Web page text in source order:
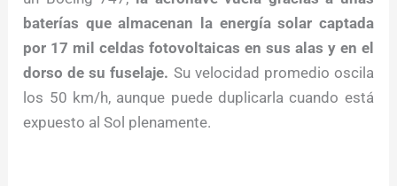
baterías que almacenan la energía solar captada
por 17 mil celdas fotovoltaicas en sus alas y en el
dorso de su fuselaje. Su velocidad promedio oscila
los 50 km/h, aunque puede duplicarla cuando está
expuesto al Sol plenamente.